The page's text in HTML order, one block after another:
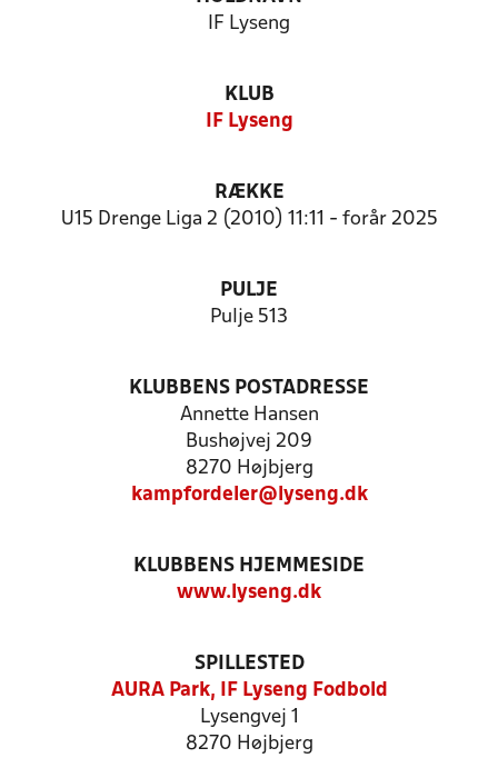
IF Lyseng
KLUB
IF Lyseng
RÆKKE
U15 Drenge Liga 2 (2010) 11:11 - forår 2025
PULJE
Pulje 513
KLUBBENS POSTADRESSE
Annette Hansen
Bushøjvej 209
8270 Højbjerg
kampfordeler@lyseng.dk
KLUBBENS HJEMMESIDE
www.lyseng.dk
SPILLESTED
AURA Park, IF Lyseng Fodbold
Lysengvej 1
8270 Højbjerg